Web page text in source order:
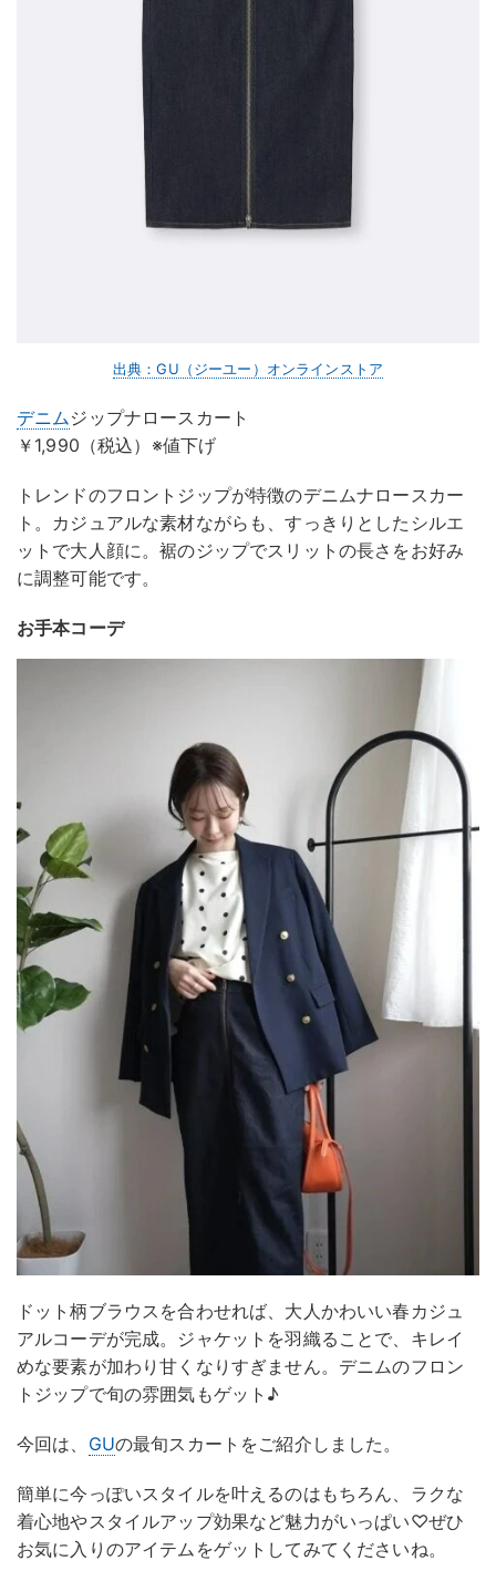
出典：GU（ジーユー）オンラインストア
デニム ジップナロースカート
￥1,990（税込）※値下げ
トレンドのフロントジップが特徴のデニムナロースカー
ト。カジュアルな素材ながらも、すっきりとしたシルエ
ットで大人顔に。裾のジップでスリットの長さをお好み
に調整可能です。
お手本コーデ
ドット柄ブラウスを合わせれば、大人かわいい春カジュ
アルコーデが完成。ジャケットを羽織ることで、キレイ
めな要素が加わり甘くなりすぎません。デニムのフロン
トジップで旬の雰囲気もゲット♪
今回は、 GUの最旬スカートをご紹介しました。
簡単に今っぽいスタイルを叶えるのはもちろん、ラクな
着心地やスタイルアップ効果など魅力がいっぱい♡ぜひ
お気に入りのアイテムをゲットしてみてくださいね。